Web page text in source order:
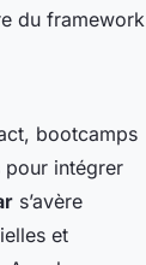
du framework
bootcamps
pour intégrer
s’avère
et